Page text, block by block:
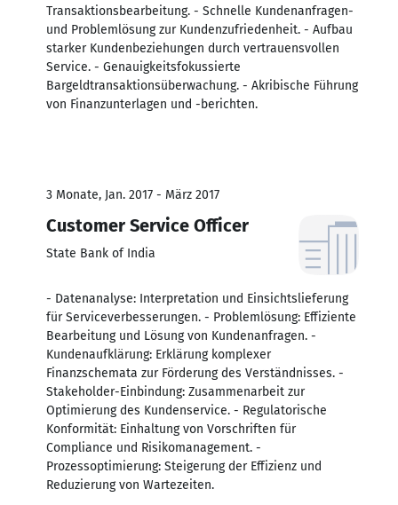
Transaktionsbearbeitung. - Schnelle Kundenanfragen-
und Problemlösung zur Kundenzufriedenheit. - Aufbau
starker Kundenbeziehungen durch vertrauensvollen
Service. - Genauigkeitsfokussierte
Bargeldtransaktionsüberwachung. - Akribische Führung
von Finanzunterlagen und -berichten.
3 Monate, Jan. 2017 - März 2017
Customer Service Officer
State Bank of India
- Datenanalyse: Interpretation und Einsichtslieferung
für Serviceverbesserungen. - Problemlösung: Effiziente
Bearbeitung und Lösung von Kundenanfragen. -
Kundenaufklärung: Erklärung komplexer
Finanzschemata zur Förderung des Verständnisses. -
Stakeholder-Einbindung: Zusammenarbeit zur
Optimierung des Kundenservice. - Regulatorische
Konformität: Einhaltung von Vorschriften für
Compliance und Risikomanagement. -
Prozessoptimierung: Steigerung der Effizienz und
Reduzierung von Wartezeiten.